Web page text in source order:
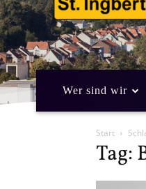
Wer sind wir
Start
Tag: